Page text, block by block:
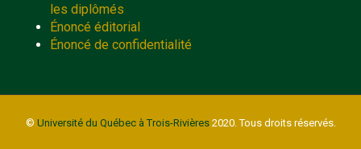
les diplômés
Énoncé éditorial
Énoncé de confidentialité
© Université du Québec à Trois-Rivières2020. Tous droits réservés.